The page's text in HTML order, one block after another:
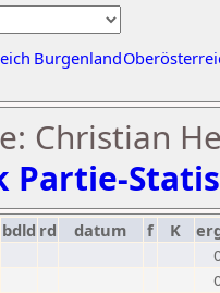
Burgenland
Christian
Partie-
bdld rd datum f K